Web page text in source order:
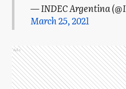
— INDEC Argentina
March 25, 2021
Ads